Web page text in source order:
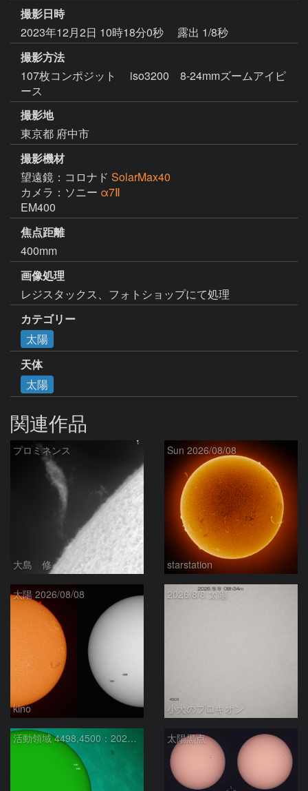
撮影日時
2023年12月2日 10時18分0秒
露出 1/8秒
撮影方法
107枚コンポジット iso3200 8-24mmズームアイピ
ース
撮影地
東京都 府中市
撮影機材
望遠鏡：コロナド SolarMax40
カメラ：ソニー α7Ⅱ
EM400
焦点距離
400mm
画像処理
レジスタックス、フォトショップにて処理
カテゴリー
太陽
天体
太陽
関連作品
プロミネンス
大島 修
Sun 2026/08/08
starstation
太陽 2026/08/08
kino
2026/8/8 太陽
小犬のプロキオン
活動領域 4498,4500：2026/08/08 太陽黒点